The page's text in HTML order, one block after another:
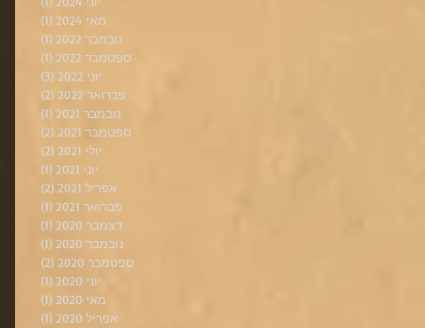
מאי 2024
(1)
נובמבר 2022
(1)
ספטמבר 2022
(1)
יוני 2022
(3)
פברואר 2022
(2)
נובמבר 2021
(1)
ספטמבר 2021
(2)
יולי 2021
(2)
יוני 2021
(1)
אפריל 2021
(2)
פברואר 2021
(1)
דצמבר 2020
(1)
נובמבר 2020
(1)
ספטמבר 2020
(2)
יוני 2020
(1)
מאי 2020
(1)
אפריל 2020
(1)